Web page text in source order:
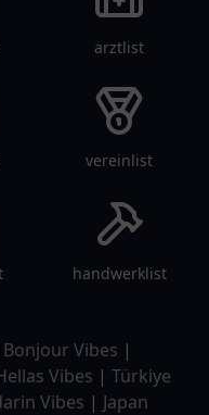
arztlist
vereinlist
handwerklist
Bonjour Vibes |
Vibes | Türkiye
Vibes | Japan